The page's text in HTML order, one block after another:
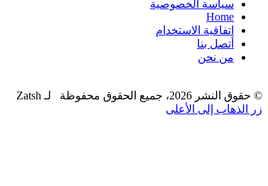
سياسة الخصوصية
Home
اتفاقية الاستخدام
أتصل بنا
من نحن
© حقوق النشر 2026، جميع الحقوق محفوظة لـ Zatsh
زر الذهاب إلى الأعلى